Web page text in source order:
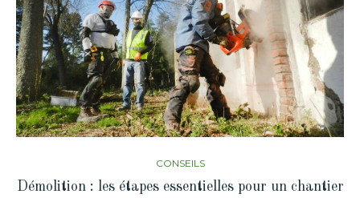
CONSEILS
Démolition : les étapes essentielles pour un chantier